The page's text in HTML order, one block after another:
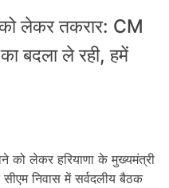
को लेकर तकरार: CM
बदला ले रही, हमें
को लेकर हरियाणा के मुख्यमंत्री
निवास में सर्वदलीय बैठक